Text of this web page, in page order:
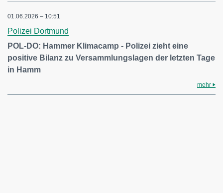
01.06.2026 – 10:51
Polizei Dortmund
POL-DO: Hammer Klimacamp - Polizei zieht eine
positive Bilanz zu Versammlungslagen der letzten Tage
in Hamm
mehr